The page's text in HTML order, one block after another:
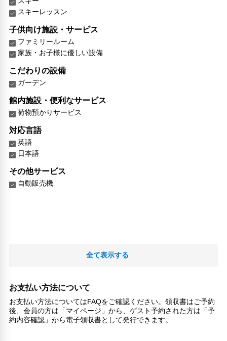
スキーレッスン
子供向け施設・サービス
ファミリールーム
家族・お子様に優しい設備
こだわりの設備
ガーデン
館内施設・便利なサービス
荷物預かりサービス
対応言語
英語
日本語
その他サービス
自動販売機
全て表示する
お支払い方法について
お支払い方法についてはFAQをご確認ください。領収書はご予約
後、会員の方は「マイページ」から、ゲスト予約された方は「予
約内容確認」から電子領収書として発行できます。